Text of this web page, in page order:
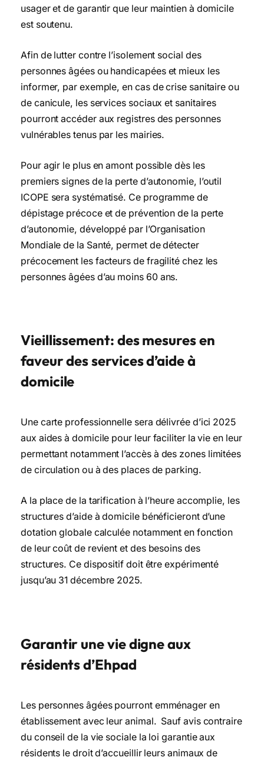
usager et de garantir que leur maintien à domicile
est soutenu.
Afin de lutter contre l’isolement social des
personnes âgées ou handicapées et mieux les
informer, par exemple, en cas de crise sanitaire ou
de canicule, les services sociaux et sanitaires
pourront accéder aux registres des personnes
vulnérables tenus par les mairies.
Pour agir le plus en amont possible dès les
premiers signes de la perte d’autonomie, l’outil
ICOPE sera systématisé. Ce programme de
dépistage précoce et de prévention de la perte
d’autonomie, développé par l’Organisation
Mondiale de la Santé, permet de détecter
précocement les facteurs de fragilité chez les
personnes âgées d’au moins 60 ans.
Vieillissement: des mesures en
faveur des services d’aide à
domicile
Une carte professionnelle sera délivrée d’ici 2025
aux aides à domicile pour leur faciliter la vie en leur
permettant notamment l’accès à des zones limitées
de circulation ou à des places de parking.
A la place de la tarification à l’heure accomplie, les
structures d’aide à domicile bénéficieront d’une
dotation globale calculée notamment en fonction
de leur coût de revient et des besoins des
structures. Ce dispositif doit être expérimenté
jusqu’au 31 décembre 2025.
Garantir une vie digne aux
résidents d’Ehpad
Les personnes âgées pourront emménager en
établissement avec leur animal. Sauf avis contraire
du conseil de la vie sociale la loi garantie aux
résidents le droit d’accueillir leurs animaux de